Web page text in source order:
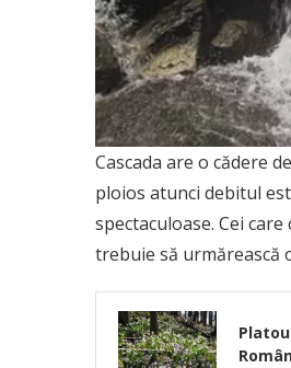
Cascada are o cădere
ploios atunci debitul
spectaculoase. Cei
trebuie să urmărească